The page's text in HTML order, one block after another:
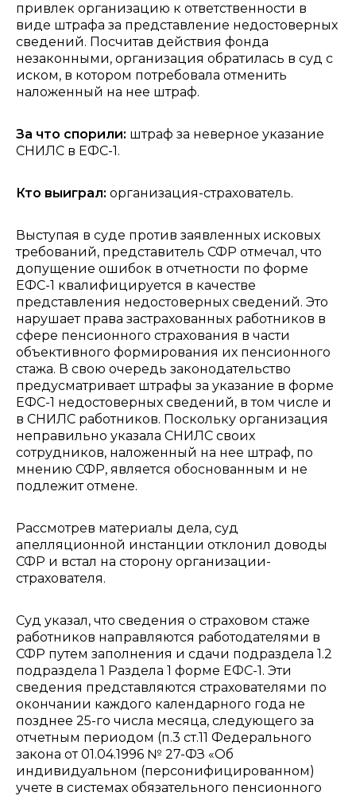
привлек организацию к ответственности в
виде штрафа за представление недостоверных
сведений. Посчитав действия фонда
незаконными, организация обратилась в суд с
иском, в котором потребовала отменить
наложенный на нее штраф.
За что спорили: штраф за неверное указание
СНИЛС в ЕФС-1.
Кто выиграл: организация-страхователь.
Выступая в суде против заявленных исковых
требований, представитель СФР отмечал, что
допущение ошибок в отчетности по форме
ЕФС-1 квалифицируется в качестве
представления недостоверных сведений. Это
нарушает права застрахованных работников в
сфере пенсионного страхования в части
объективного формирования их пенсионного
стажа. В свою очередь законодательство
предусматривает штрафы за указание в форме
ЕФС-1 недостоверных сведений, в том числе и
в СНИЛС работников. Поскольку организация
неправильно указала СНИЛС своих
сотрудников, наложенный на нее штраф, по
мнению СФР, является обоснованным и не
подлежит отмене.
Рассмотрев материалы дела, суд
апелляционной инстанции отклонил доводы
СФР и встал на сторону организации-
страхователя.
Суд указал, что сведения о страховом стаже
работников направляются работодателями в
СФР путем заполнения и сдачи подраздела 1.2
подраздела 1 Раздела 1 форме ЕФС-1. Эти
сведения представляются страхователями по
окончании каждого календарного года не
позднее 25-го числа месяца, следующего за
отчетным периодом (п.3 ст.11 Федерального
закона от 01.04.1996 № 27-ФЗ «Об
индивидуальном (персонифицированном)
учете в системах обязательного пенсионного